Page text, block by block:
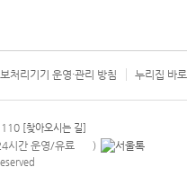
처리기기 운영·관리 방침 누리집 바로
110 [찾아오시는 길]
시간 운영/유료 안내팝업 열기
)